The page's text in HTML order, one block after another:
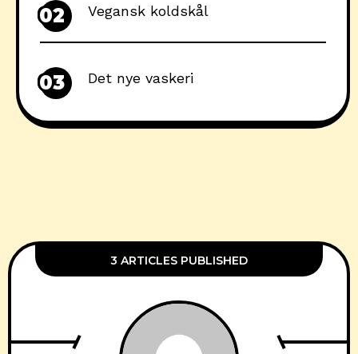
02 Vegansk koldskål
03 Det nye vaskeri
3 ARTICLES PUBLISHED